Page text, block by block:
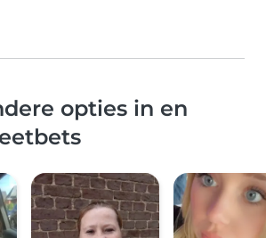
opties in en